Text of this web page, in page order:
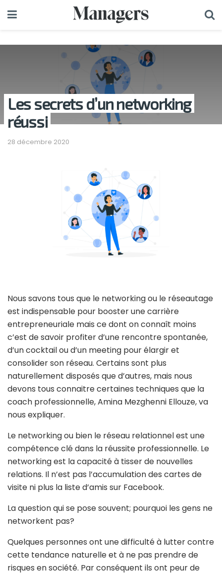
Les secrets d’un networking
réussi
28 décembre 2020
Nous savons tous que le networking ou le réseautage
est indispensable pour booster une carrière
entrepreneuriale mais ce dont on connaît moins
c’est de savoir profiter d’une rencontre spontanée,
d’un cocktail ou d’un meeting pour élargir et
consolider son réseau. Certains sont plus
naturellement disposés que d’autres, mais nous
devons tous connaitre certaines techniques que la
coach professionnelle, Amina Mezghenni Ellouze, va
nous expliquer.
Le networking ou bien le réseau relationnel est une
compétence clé dans la réussite professionnelle. Le
networking est la capacité à tisser de nouvelles
relations. Il n’est pas l’accumulation des cartes de
visite ni plus la liste d’amis sur Facebook.
La question qui se pose souvent; pourquoi les gens ne
networkent pas?
Quelques personnes ont une difficulté à lutter contre
cette tendance naturelle et à ne pas prendre de
risques en société. Par conséquent ils ont peur de